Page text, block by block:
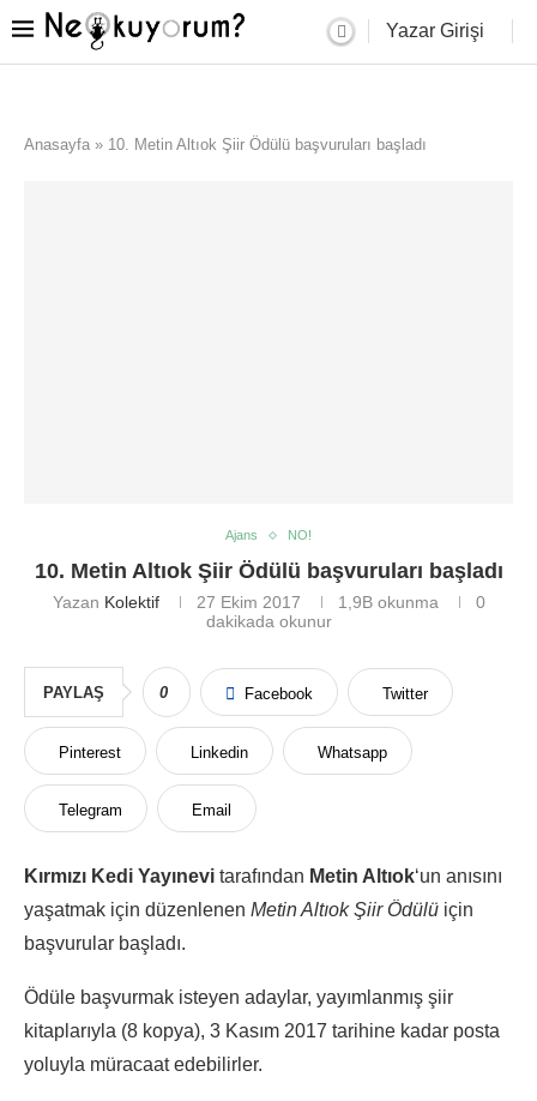
Yazar Girişi
Anasayfa » 10. Metin Altıok Şiir Ödülü başvuruları başladı
Ajans NO!
10. Metin Altıok Şiir Ödülü başvuruları başladı
Yazan Kolektif 27 Ekim 2017 1,9Bokunma
0
dakikada okunur
PAYLAŞ 0 Facebook Twitter
Pinterest Linkedin Whatsapp
Telegram Email
Kırmızı Kedi Yayınevi tarafından Metin Altıok‘un anısını
yaşatmak için düzenlenen Metin Altıok Şiir Ödülü için
başvurular başladı.
Ödüle başvurmak isteyen adaylar, yayımlanmış şiir
kitaplarıyla (8 kopya), 3 Kasım 2017 tarihine kadar posta
yoluyla müracaat edebilirler.